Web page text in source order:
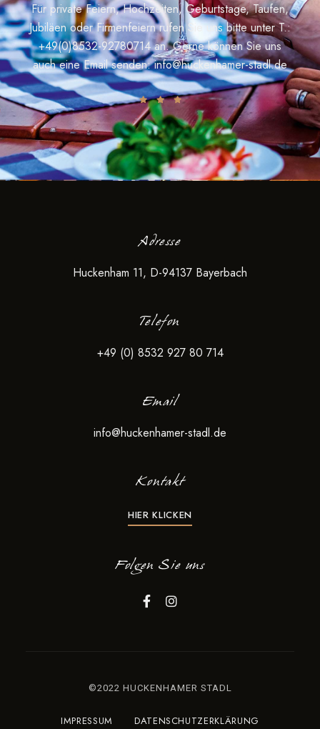
Für private Feiern, Hochzeiten, Geburtstage, Taufen,
Jubiläen oder Firmenfeiern rufen Sie uns bitte unter T.:
+49(0)8532-92780714an. Gerne können Sie uns
auch eine Email senden:info@huckenhamer-stadl.de
Adresse
Huckenham 11, D-94137 Bayerbach
Telefon
+49 (0) 8532 927 80 714
Email
info@huckenhamer-stadl.de
Kontakt
HIER KLICKEN
Folgen Sie uns
©2022 HUCKENHAMER STADL
IMPRESSUM DATENSCHUTZERKLÄRUNG